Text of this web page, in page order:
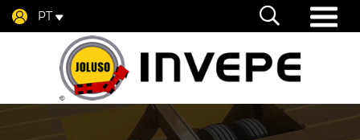
PT